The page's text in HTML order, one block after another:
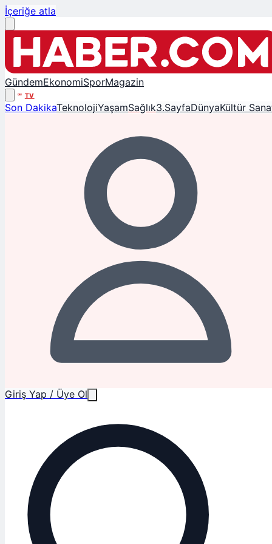
İçeriğe atla
GündemEkonomiSporMagazin
TV
Son DakikaTeknolojiYaşamSağlık3.SayfaDünyaKültür
Giriş Yap / Üye Ol